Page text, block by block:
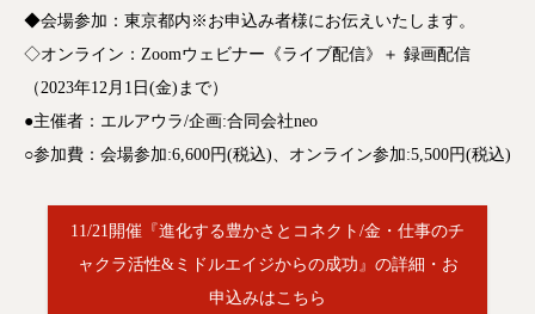
◆会場参加：東京都内※お申込み者様にお伝えいたします。
◇オンライン：Zoomウェビナー《ライブ配信》＋ 録画配信
（2023年12月1日(金)まで）
●主催者：エルアウラ/企画:合同会社neo
○参加費：会場参加:6,600円(税込)、オンライン参加:5,500円(税込)
11/21開催『進化する豊かさとコネクト/金・仕事のチ
ャクラ活性&ミドルエイジからの成功』の詳細・お
申込みはこちら